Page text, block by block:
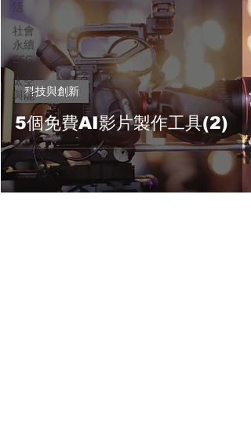
活
社會
永續
ESG
太空
與能
源
5個免費AI影片製作工具(2)
科技與創新